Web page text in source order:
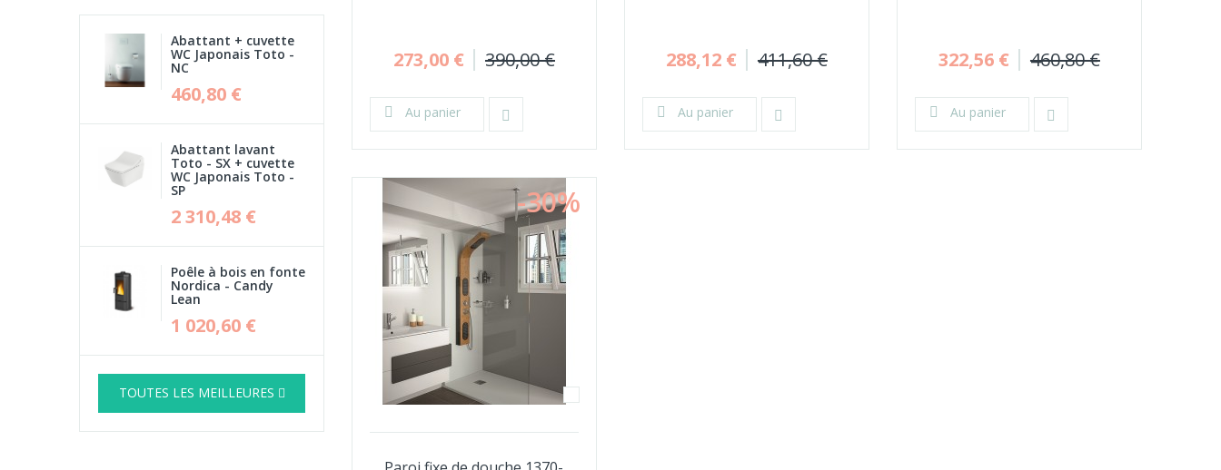
Abattant + cuvette
WC Japonais Toto -
NC
460,80 €
Abattant lavant
Toto - SX + cuvette
WC Japonais Toto -
SP
2 310,48 €
Poêle à bois en fonte
Nordica - Candy
Lean
1 020,60 €
TOUTES LES MEILLEURES
273,00 € 390,00 €
Au panier
288,12 € 411,60 €
Au panier
322,56 € 460,80 €
Au panier
-30%